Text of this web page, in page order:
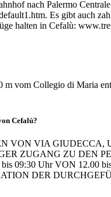
nach Palermo
Es gibt auch
halten in Cefalù:
m vom Collegio di Maria
Cefalù?
VON VIA GIUDECCA,
ZUGANG ZU DEN
09:30 Uhr VON 12.00
DER